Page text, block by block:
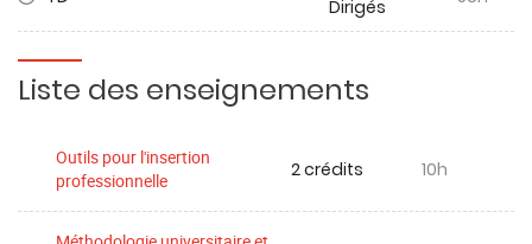
Dirigés
Liste des enseignements
Outils pour l'insertion
professionnelle
2 crédits 10h